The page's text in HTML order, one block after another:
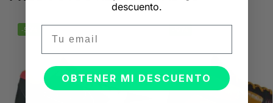
-50%
descuento.
OBTENER MI DESCUENTO